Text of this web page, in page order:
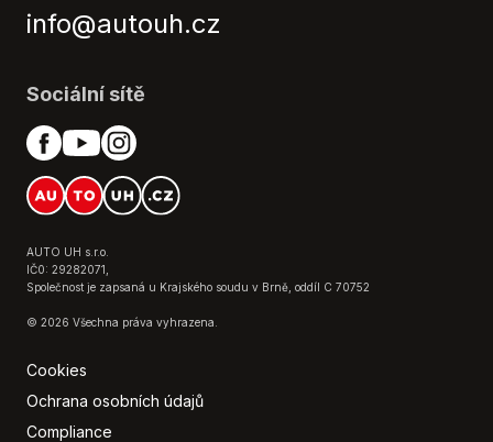
AUTO UH s.r.o.
IČ0: 29282071,
Společnost je zapsaná u Krajského soudu v Brně, oddíl C 70752
© 2026 Všechna práva vyhrazena.
Cookies
Ochrana osobních údajů
Compliance
info@autouh.cz
Sociální sítě